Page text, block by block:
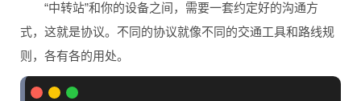
“中转站”和你的设备之间，需要一套约定好的沟通方
式，这就是协议。不同的协议就像不同的交通工具和路线规
则，各有各的用处。